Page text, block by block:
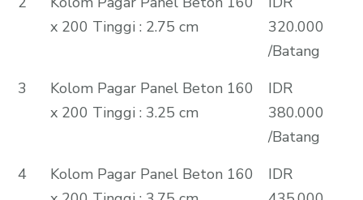
x 200 Tinggi : 2.75 cm
320.000
/Batang
3
Kolom Pagar Panel Beton 160
x 200 Tinggi : 3.25 cm
IDR
380.000
/Batang
4
Kolom Pagar Panel Beton 160
IDR